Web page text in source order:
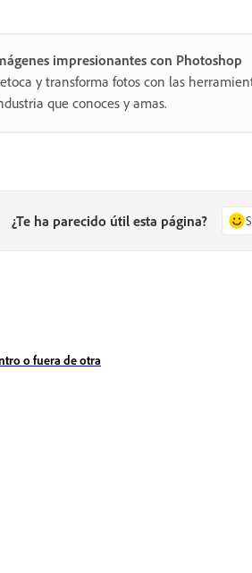
impresionantes con Photoshop
y transforma fotos con las
que conoces y amas.
¿Te ha parecido útil esta página?
o fuera de otra